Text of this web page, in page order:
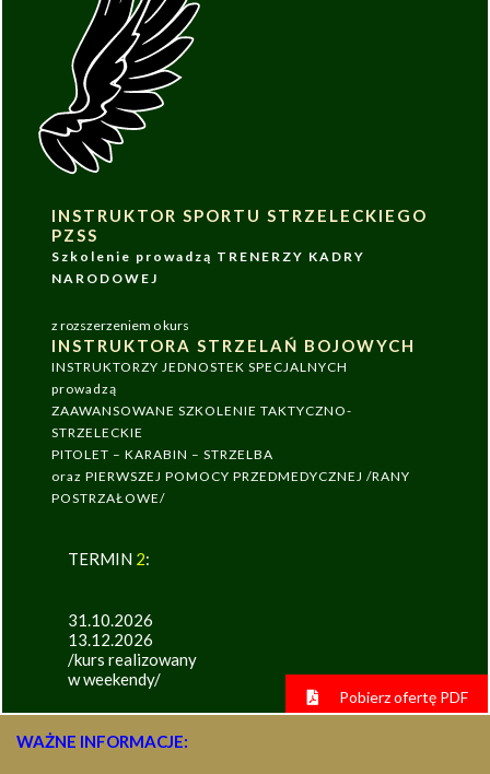
INSTRUKTOR SPORTU STRZELECKIEGO
PZSS
Szkolenie prowadzą TRENERZY KADRY
NARODOWEJ
z rozszerzeniem o kurs
INSTRUKTORA STRZELAŃ BOJOWYCH
INSTRUKTORZY JEDNOSTEK SPECJALNYCH
prowadzą
ZAAWANSOWANE SZKOLENIE TAKTYCZNO-
STRZELECKIE
PITOLET – KARABIN – STRZELBA
oraz PIERWSZEJ POMOCY PRZEDMEDYCZNEJ /RANY
POSTRZAŁOWE/
TERMIN 2:
31.10.2026
13.12.2026
/kurs realizowany
w weekendy/
Pobierz ofertę PDF
WAŻNE INFORMACJE: